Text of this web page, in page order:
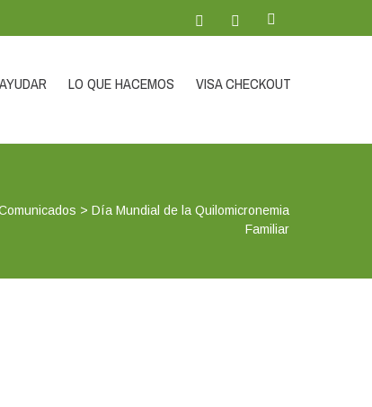
LO QUE HACEMOS VISA CHECKOUT
>Día Mundial de la Quilomicronemia
Familiar